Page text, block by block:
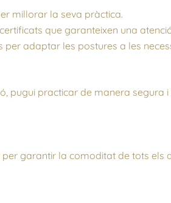
millorar la seva pràctica.
que garanteixen una
adaptar les postures a les
pugui practicar de manera segura i
garantir la comoditat de tots els